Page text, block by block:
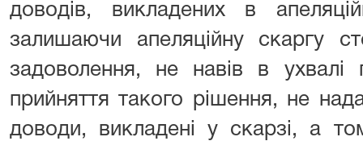
доводів, викладених в
залишаючи апеляційну скаргу
задоволення, не навів в ухвалі
прийняття такого рішення, не
доводи, викладені у скарзі, а